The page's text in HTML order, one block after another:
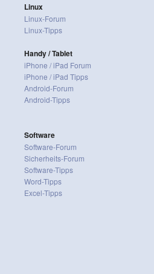
Linux
Linux-Forum
Linux-Tipps
Handy / Tablet
iPhone / iPad Forum
iPhone / iPad Tipps
Android-Forum
Android-Tipps
Software
Software-Forum
Sicherheits-Forum
Software-Tipps
Word-Tipps
Excel-Tipps